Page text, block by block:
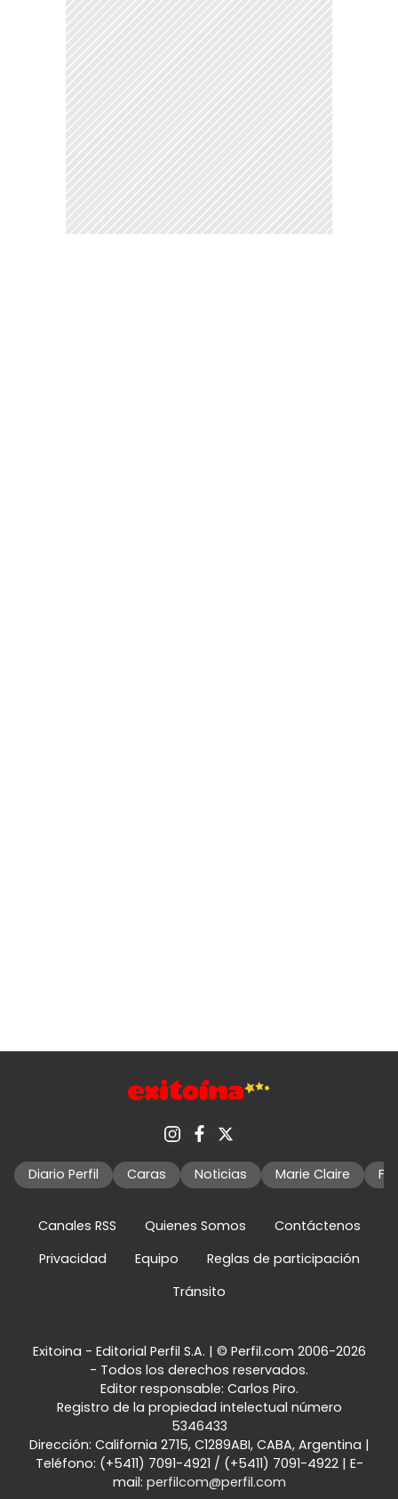
Diario Perfil Caras Noticias Marie Claire
Canales RSS Quienes Somos
Contáctenos
Privacidad
Equipo
Reglas de participación
Tránsito
Exitoina - Editorial Perfil S.A. | © Perfil.com 2006-2026
- Todos los derechos reservados.
Editor responsable: Carlos Piro.
Registro de la propiedad intelectual número
5346433
Dirección: California 2715, C1289ABI, CABA, Argentina |
Teléfono: (+5411) 7091-4921 / (+5411) 7091-4922| E-
mail: perfilcom@perfil.com